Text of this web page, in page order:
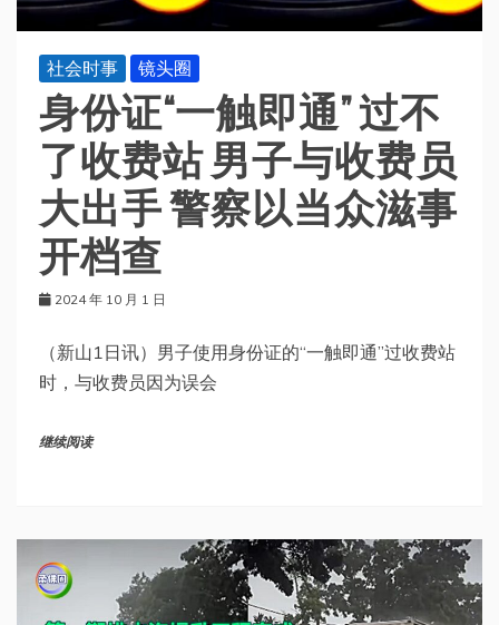
社会时事 镜头圈
身份证“一触即通” 过不
了收费站 男子与收费员
大出手 警察以当众滋事
开档查
2024 年 10 月 1 日
（新山1日讯）男子使用身份证的“一触即通”过收费站
时，与收费员因为误会
继续阅读